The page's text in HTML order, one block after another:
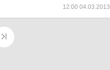
12:00 04.03.2013